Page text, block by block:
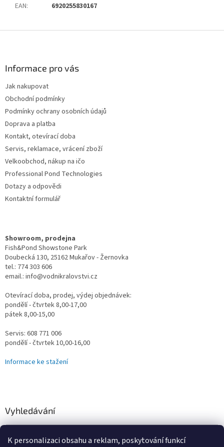
K personalizaci obsahu a reklam, poskytování funkcí
EAN: 6920255830167
Informace pro vás
Jak nakupovat
Obchodní podmínky
Podmínky ochrany osobních údajů
Doprava a platba
Kontakt, otevírací doba
Servis, reklamace, vrácení zboží
Velkoobchod, nákup na ičo
Professional Pond Technologies
Dotazy a odpovědi
Kontaktní formulář
Showroom, prodejna
Fish&Pond Showstone Park
Doubecká 130, 25162 Mukařov - Žernovka
tel.: 774 303 606
email.: info@vodnikralovstvi.cz
Otevírací doba, prodej, výdej objednávek:
pondělí - čtvrtek 8,00-17,00
pátek 8,00-15,00
Servis: 608 771 006
pondělí - čtvrtek 10,00-16,00
Informace ke stažení
Vyhledávání
HLEDAT